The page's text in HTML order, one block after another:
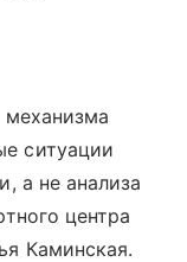
механизма
ситуации
а не анализа
центра
Каминская.